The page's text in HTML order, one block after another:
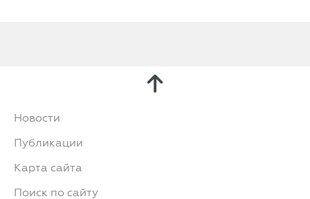
Новости
Публикации
Карта сайта
Поиск по сайту